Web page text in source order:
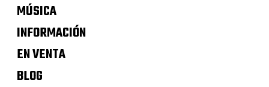
MÚSICA
INFORMACIÓN
EN VENTA
BLOG